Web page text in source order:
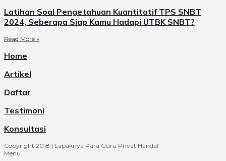
Latihan Soal Pengetahuan Kuantitatif TPS SNBT
2024, Seberapa Siap Kamu Hadapi UTBK SNBT?
Read More »
Home
Artikel
Daftar
Testimoni
Konsultasi
Copyright 2018 | Lapaknya Para Guru Privat Handal
Menu